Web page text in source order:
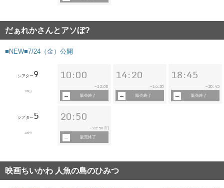
だぁれかさんとアソぼ?
■NEW■7/24（金）公開
シアター9
109分
10:00
~12:00
販売終了
14:20
~16:20
販売終了
18:45
~ 20:45
販売終了
シアター5
109分
20:50
~ 22:50 [L]
販売終了
映画ちいかわ 人魚の島のひみつ